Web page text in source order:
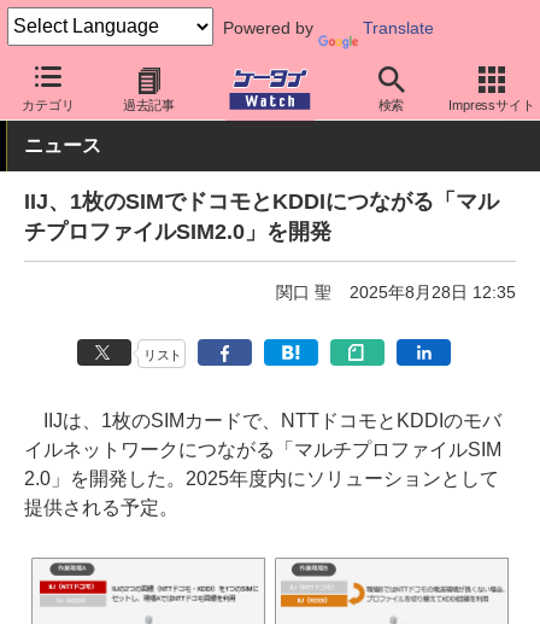
Powered by Translate
カテゴリ 過去記事 検索 Impressサイト
ケータイ Watch 格安スマホ/格安SIM 格安SIM/MVNO IIJ
ニュース
IIJ、1枚のSIMでドコモとKDDIにつながる「マル
チプロファイルSIM2.0」を開発
関口 聖 2025年8月28日 12:35
リスト
IIJは、1枚のSIMカードで、NTTドコモとKDDIのモバ
イルネットワークにつながる「マルチプロファイルSIM
2.0」を開発した。2025年度内にソリューションとして
提供される予定。